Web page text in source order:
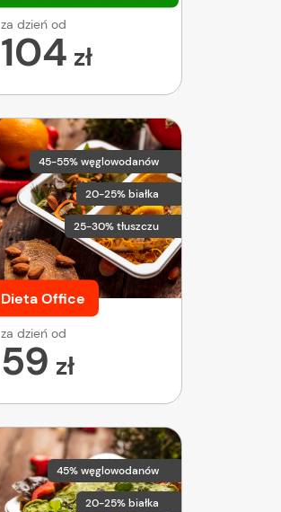
za dzień od
104 zł
45-55% węglowodanów
20-25% białka
25-30% tłuszczu
Dieta Office
za dzień od
59 zł
45% węglowodanów
20-25% białka